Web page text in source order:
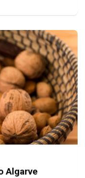
Algarve